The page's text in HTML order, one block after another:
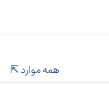
همه موارد